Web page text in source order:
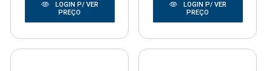
LOGIN P/ VER
PREÇO
LOGIN P/ VER
PREÇO